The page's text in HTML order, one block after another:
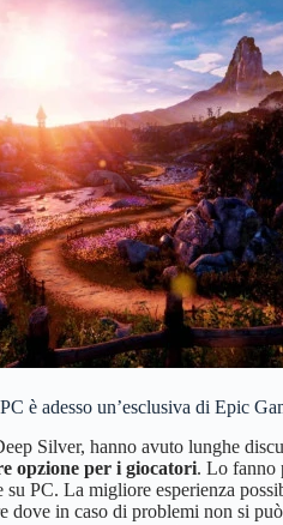
è adesso un’esclusiva di Epic
Silver, hanno avuto lunghe
opzione per i giocatori. Lo fanno
PC. La migliore esperienza
dove in caso di problemi non si